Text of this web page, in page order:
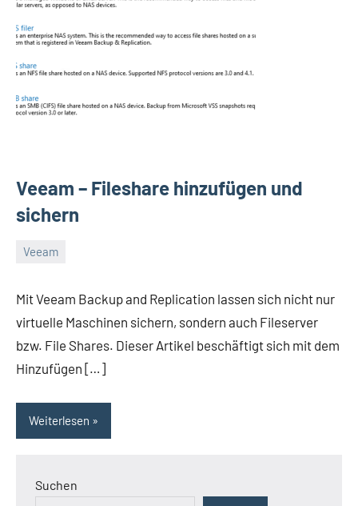
Veeam – Fileshare hinzufügen und
sichern
Veeam
2021
Mit Veeam Backup and Replication lassen sich nicht nur
virtuelle Maschinen sichern, sondern auch Fileserver
bzw. File Shares. Dieser Artikel beschäftigt sich mit dem
Hinzufügen […]
Weiterlesen
Suchen